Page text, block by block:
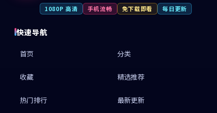
1080P 高清 手机流畅 免下载即看 每日更新
快速导航
首页 分类
收藏 精选推荐
热门排行 最新更新